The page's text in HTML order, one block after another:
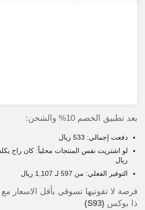
بعد تطبيق الخصم 10% والشحن:
دفعت إجمالي: 533 ريال
ريال
التوفير الفعلي: من 597 لـ 1,107 ريال
فرصة لا تفوتيها تسوقي بأقل الاسعار
ذا بوكس (S93)